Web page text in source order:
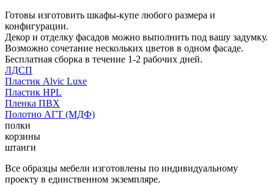
Готовы изготовить шкафы-купе любого размера и
конфигурации.
Декор и отделку фасадов можно выполнить под вашу задумку.
Возможно сочетание нескольких цветов в одном фасаде.
Бесплатная сборка в течение 1-2 рабочих дней.
ЛДСП
Пластик Alvic Luxe
Пластик HPL
Пленка ПВХ
Полотно АГТ (МДФ)
полки
корзины
штанги
Все образцы мебели изготовлены по индивидуальному
проекту в единственном экземпляре.